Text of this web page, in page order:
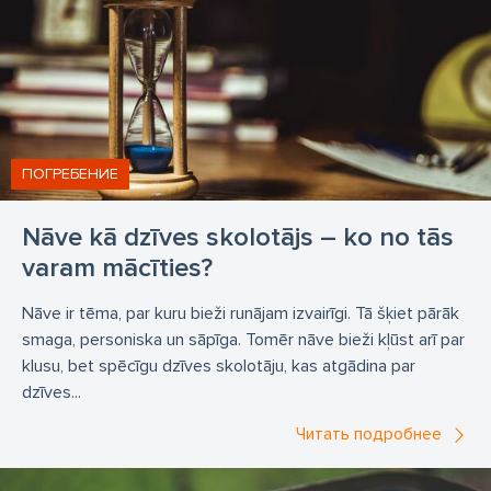
бальзамирование
констатация смерти
Транспортировка умершего катафалком из дома
Услуги по захоронению в Россию
Выезд квалифицированного агента
оформление заказа у клиента
Транспортировка покойного из-за границы
Nāve kā dzīves skolotājs – ko no tās
varam mācīties?
ПОГРЕБЕНИЕ
Nāve ir tēma, par kuru bieži runājam izvairīgi. Tā šķiet pārāk
smaga, personiska un sāpīga. Tomēr nāve bieži kļūst arī par
klusu, bet spēcīgu dzīves skolotāju, kas atgādina par
dzīves...
Читать подробнее